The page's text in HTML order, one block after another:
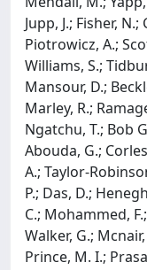
Jupp, J.; Fisher, N.;
Piotrowicz, A.;
Williams, S.;
Mansour, D.;
Marley, R.;
Ngatchu, T.; Bob
Abouda, G.;
A.; Taylor-
P.; Das, D.;
C.; Mohammed,
Walker, G.;
Prince, M. I.;